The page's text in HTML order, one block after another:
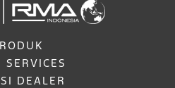
SERVICES
DEALER